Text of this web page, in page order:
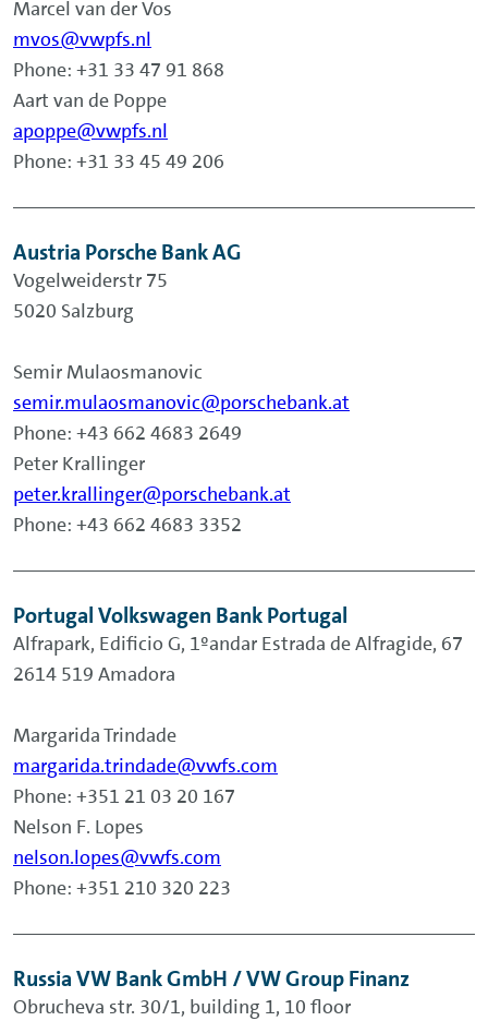
Marcel van der Vos
mvos@vwpfs.nl
Phone: +31 33 47 91 868
Aart van de Poppe
apoppe@vwpfs.nl
Phone: +31 33 45 49 206
Austria Porsche Bank AG
Vogelweiderstr 75
5020 Salzburg
Semir Mulaosmanovic
semir.mulaosmanovic@porschebank.at
Phone: +43 662 4683 2649
Peter Krallinger
peter.krallinger@porschebank.at
Phone: +43 662 4683 3352
Portugal Volkswagen Bank Portugal
Alfrapark, Edificio G, 1ºandar Estrada de Alfragide, 67
2614 519 Amadora
Margarida Trindade
margarida.trindade@vwfs.com
Phone: +351 21 03 20 167
Nelson F. Lopes
nelson.lopes@vwfs.com
Phone: +351 210 320 223
Russia VW Bank GmbH / VW Group Finanz
Obrucheva str. 30/1, building 1, 10 floor